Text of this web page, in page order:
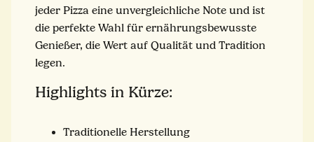
jeder Pizza eine unvergleichliche Note und ist
die perfekte Wahl für ernährungsbewusste
Genießer, die Wert auf Qualität und Tradition
legen.
Highlights in Kürze:
Traditionelle Herstellung